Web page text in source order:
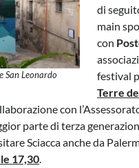
San Leonardo
di
main
con
festival
Terre
con
parte di terza
Sciacca anche da
17,30